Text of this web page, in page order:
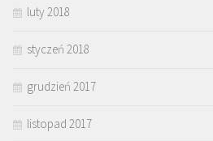
luty 2018
styczeń 2018
grudzień 2017
listopad 2017